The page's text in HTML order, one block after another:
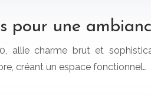
pour une
charme brut et
créant un espace fonctionnel…